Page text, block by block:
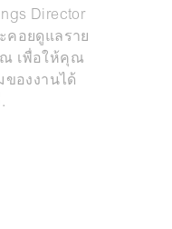
Director
คอยดูแลราย
ณ เพื่อให้คุณ
ของงานได้